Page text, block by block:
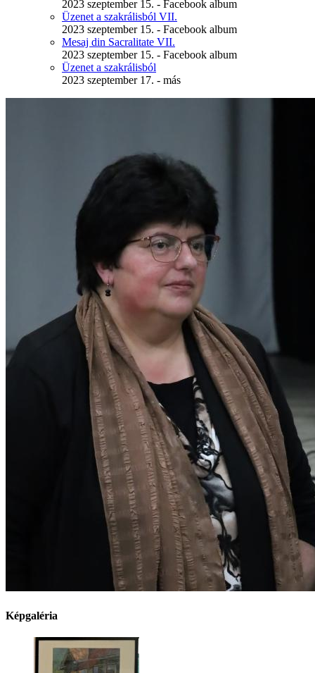
2023 szeptember 15. - Facebook album
Üzenet a szakrálisból VII.
2023 szeptember 15. - Facebook album
Mesaj din Sacralitate VII.
2023 szeptember 15. - Facebook album
Üzenet a szakrálisból
2023 szeptember 17. - más
Képgaléria